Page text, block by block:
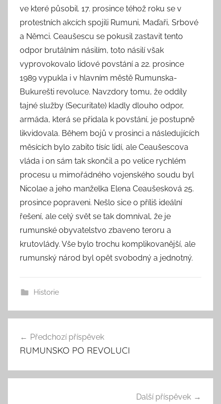
ve které působil. 17. prosince téhož roku se v
protestních akcích spojili Rumuni, Maďaři, Srbové
a Němci. Ceaušescu se pokusil zastavit tento
odpor brutálním násilím, toto násilí však
vyprovokovalo lidové povstání a 22. prosince
1989 vypukla i v hlavním městě Rumunska-
Bukurešti revoluce. Navzdory tomu, že oddíly
tajné služby (Securitate) kladly dlouho odpor,
armáda, která se přidala k povstání, je postupně
likvidovala. Během bojů v prosinci a následujících
měsících bylo zabito tísíc lidí, ale Ceaušescova
vláda i on sám tak skončil a po velice rychlém
procesu u mimořádného vojenského soudu byl
Nicolae a jeho manželka Elena Ceaušesková 25.
prosince popraveni. Nešlo sice o příliš ideální
řešení, ale celý svět se tak domníval, že je
rumunské obyvatelstvo zbaveno teroru a
krutovlády. Vše bylo trochu komplikovanější, ale
rumunský národ byl opět svobodný a jednotný.
Historie
pro
Předchozí příspěvek
RUMUNSKO PO REVOLUCI
Další příspěvek